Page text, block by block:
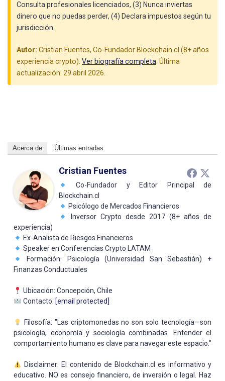
Consulta profesionales licenciados, (3) Nunca inviertas
dinero que no puedas perder, (4) Declara impuestos según tu
jurisdicción.
Autor: Cristian Fuentes, Co-Fundador Blockchain.cl (8+ años
experiencia crypto). Ver biografía completa . Última
actualización: 29 abril 2026.
Acerca de Últimas entradas
Cristian Fuentes
Co-Fundador y Editor Principal de
Blockchain.cl
Psicólogo de Mercados Financieros
Inversor Crypto desde 2017 (8+ años de
experiencia)
Ex-Analista de Riesgos Financieros
Speaker en Conferencias Crypto LATAM
Formación: Psicología (Universidad San Sebastián) +
Finanzas Conductuales
Ubicación: Concepción, Chile
Contacto: [email protected]
Filosofía: "Las criptomonedas no son solo tecnología—son
psicología, economía y sociología combinadas. Entender el
comportamiento humano es clave para navegar este espacio."
Disclaimer: El contenido de Blockchain.cl es informativo y
educativo. NO es consejo financiero, de inversión o legal. Haz